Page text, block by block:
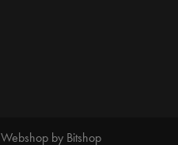
Webshop by Bitshop